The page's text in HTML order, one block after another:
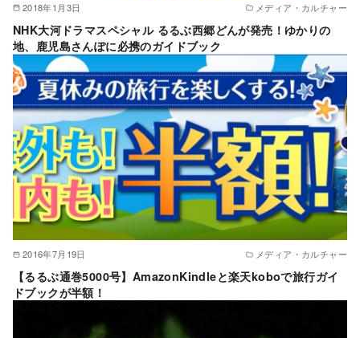
2018年1月3日 メディア・カルチャー
NHK大河ドラマスペシャル るるぶ西郷どんが発売！ゆかりの
地、鹿児島さんぽに必携のガイドブック
2016年7月19日 メディア・カルチャー
【るるぶ通巻5000号】AmazonKindleと楽天koboで旅行ガイ
ドブックが半額！